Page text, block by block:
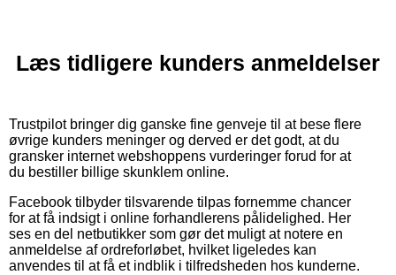
Læs tidligere kunders anmeldelser
Trustpilot bringer dig ganske fine genveje til at bese flere
øvrige kunders meninger og derved er det godt, at du
gransker internet webshoppens vurderinger forud for at
du bestiller billige skunklem online.
Facebook tilbyder tilsvarende tilpas fornemme chancer
for at få indsigt i online forhandlerens pålidelighed. Her
ses en del netbutikker som gør det muligt at notere en
anmeldelse af ordreforløbet, hvilket ligeledes kan
anvendes til at få et indblik i tilfredsheden hos kunderne.